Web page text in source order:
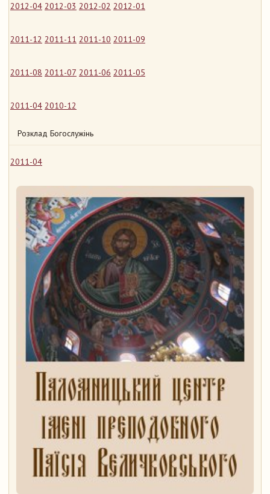
2012-04 2012-03 2012-02 2012-01
2011-12 2011-11 2011-10 2011-09
2011-08 2011-07 2011-06 2011-05
2011-04 2010-12
Розклад Богослужінь
2011-04